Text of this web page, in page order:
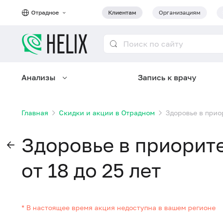
Отрадное Клиентам Организациям
Анализы Запись к врачу
Главная Скидки и акции в Отрадном Здоровье в
Здоровье в
от 18 до 25 лет
* В настоящее время акция недоступна в вашем регионе